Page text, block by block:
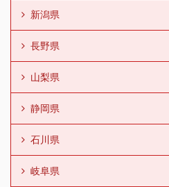
新潟県
長野県
山梨県
静岡県
石川県
岐阜県